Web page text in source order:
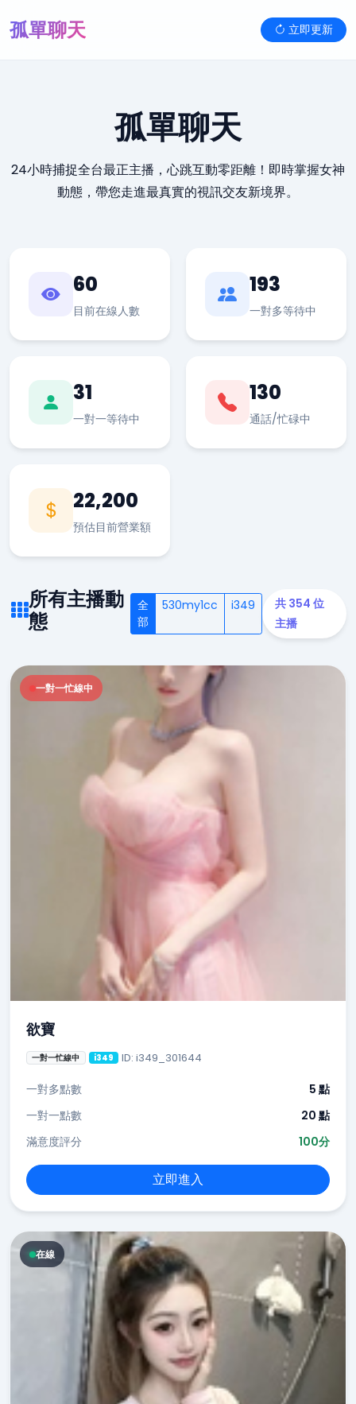
孤單聊天 立即更新
孤單聊天
24小時捕捉全台最正主播，心跳互動零距離！即時掌握女神
動態，帶您走進最真實的視訊交友新境界。
60
目前在線人數
193
一對多等待中
31
一對一等待中
130
通話/忙碌中
22,200
預估目前營業額
所有主播動
態
全
部
530my1cc i349
共 354 位
主播
一對一忙線中
欲寶
一對一忙線中 i349 ID: i349_301644
一對多點數
5 點
一對一點數
20 點
滿意度評分
100分
立即進入
在線